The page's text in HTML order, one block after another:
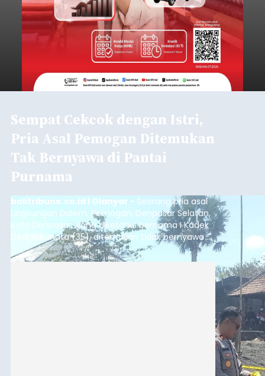
Sempat Cekcok dengan Istri,
Pria Asal Pemogan Ditemukan
Tak Bernyawa di Pantai
Purnama
balitribune.co.id I Gianyar - Seorang pria asal
Lingkungan Dalem, Pemogan, Denpasar Selatan,
Kota Denpasar, yang diketahui bernama I Kadek
Dedi Wiranata (35), ditemukan tidak bernyawa di
pesisir Pantai Purnama, Sukawati.